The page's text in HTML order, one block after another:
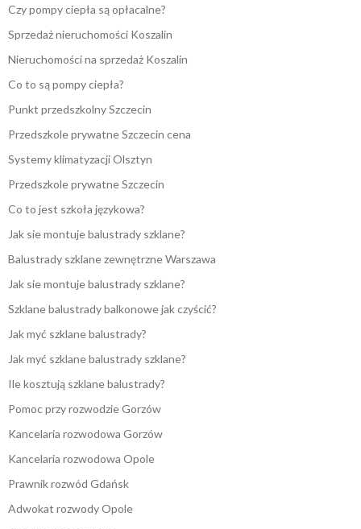
Czy pompy ciepła są opłacalne?
Sprzedaż nieruchomości Koszalin
Nieruchomości na sprzedaż Koszalin
Co to są pompy ciepła?
Punkt przedszkolny Szczecin
Przedszkole prywatne Szczecin cena
Systemy klimatyzacji Olsztyn
Przedszkole prywatne Szczecin
Co to jest szkoła językowa?
Jak sie montuje balustrady szklane?
Balustrady szklane zewnętrzne Warszawa
Jak sie montuje balustrady szklane?
Szklane balustrady balkonowe jak czyścić?
Jak myć szklane balustrady?
Jak myć szklane balustrady szklane?
Ile kosztują szklane balustrady?
Pomoc przy rozwodzie Gorzów
Kancelaria rozwodowa Gorzów
Kancelaria rozwodowa Opole
Prawnik rozwód Gdańsk
Adwokat rozwody Opole